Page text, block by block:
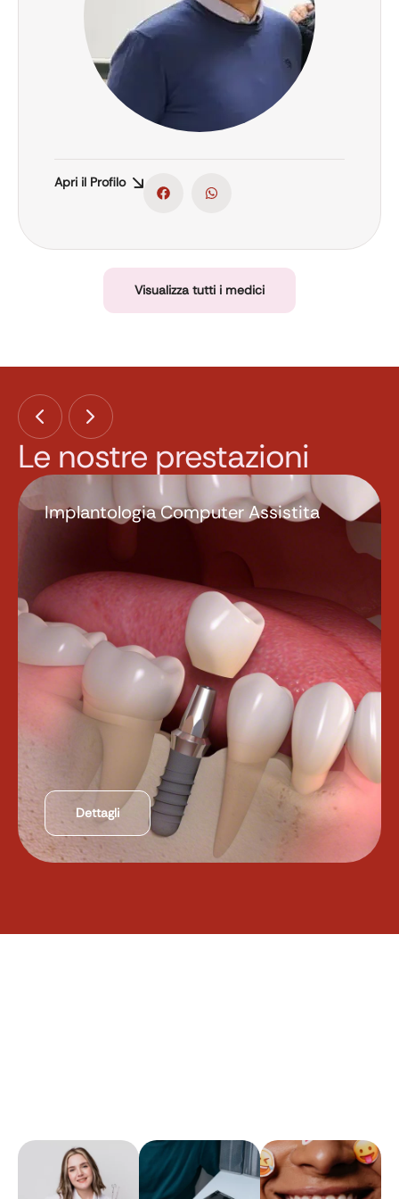
Apri il Profilo
Visualizza tutti i medici
Le nostre prestazioni
Implantologia Computer Assistita
Dettagli